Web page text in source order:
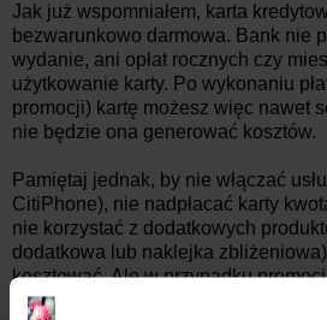
Jak już wspomniałem, karta
bezwarunkowo darmowa. Bank nie
wydanie, ani opłat rocznych czy
użytkowanie karty. Po wykonaniu
promocji) kartę możesz więc nawet
nie będzie ona generować kosztów.
Pamiętaj jednak, by nie włączać
CitiPhone), nie nadpłacać karty
nie korzystać z dodatkowych
dodatkowa lub naklejka
kosztować. Ale w przypadku